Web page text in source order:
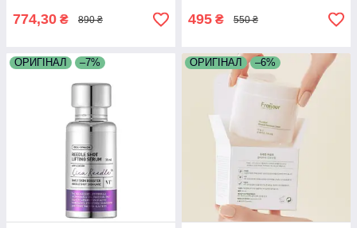
774,30 ₴ 890 ₴ 495 ₴ 550 ₴
ОРИГІНАЛ –7% ОРИГІНАЛ –6%